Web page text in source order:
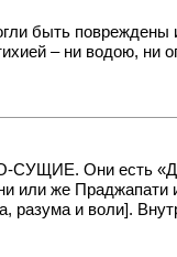
быть
– ни водою,
СУЩИЕ. Они есть
или же Праджапати
разума и воли].